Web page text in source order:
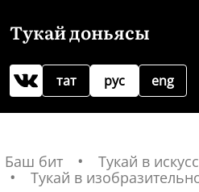
Тукай доньясы
рус
тат eng
Баш бит
Тукай в
Тукай в